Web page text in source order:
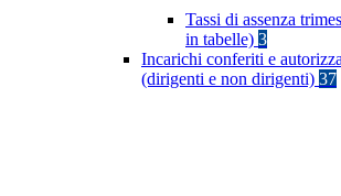
Tassi di assenza
in tabelle) 3
Incarichi conferiti e
(dirigenti e non dirigenti) 37